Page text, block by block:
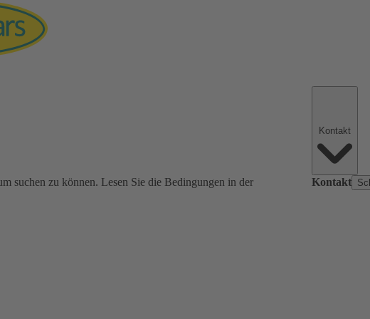
suchen zu können. Lesen Sie die Bedingungen in der
Kontakt